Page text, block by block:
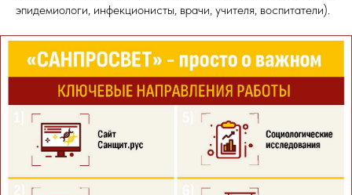
эпидемиологи, инфекционисты, врачи, учителя, воспитатели).